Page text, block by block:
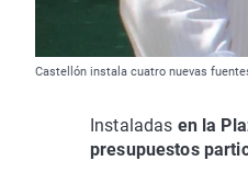
Castellón instala cuatro nuevas
Instaladas en la
presupuestos